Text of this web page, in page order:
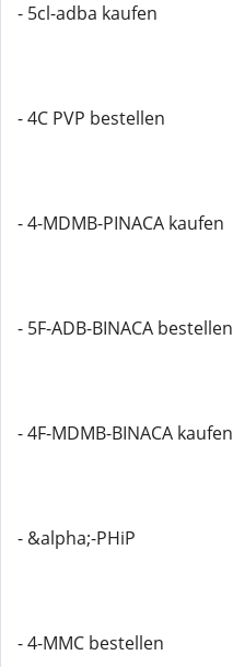
- 5cl-adba kaufen
- 4C PVP bestellen
- 4-MDMB-PINACA kaufen
- 5F-ADB-BINACA bestellen
- 4F-MDMB-BINACA kaufen
- &alpha;-PHiP
- 4-MMC bestellen